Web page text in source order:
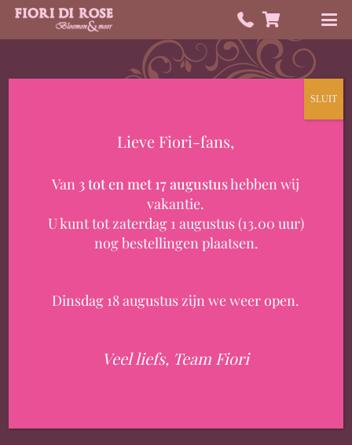
HEB JE EEN VRAAG?
Lieve Fiori-fans,
Van 3 tot en met 17 augustushebben wij
vakantie.
U kunt tot zaterdag 1 augustus (13.00 uur)
nog bestellingen plaatsen.
Dinsdag 18 augustus zijn we weer open.
Veel liefs, Team Fiori
SLUIT